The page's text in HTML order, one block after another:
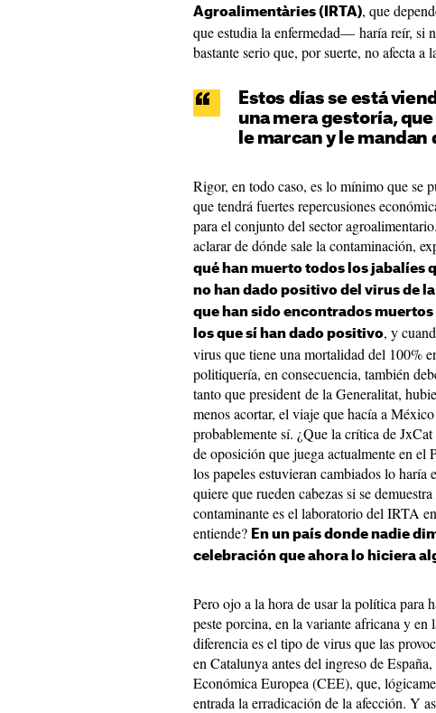
Agroalimentàries (IRTA), que
que estudia la enfermedad— haría reír, si
bastante serio que, por suerte, no afecta a
Estos días se está
una mera gestoría,
le marcan y le mandan
Rigor, en todo caso, es lo mínimo que se
que tendrá fuertes repercusiones
para el conjunto del sector
aclarar de dónde sale la contaminación,
qué han muerto todos los jabalíes
no han dado positivo del virus de
que han sido encontrados
los que sí han dado positivo, y
virus que tiene una mortalidad del 100%
politiquería, en consecuencia, también
tanto que president de la Generalitat,
menos acortar, el viaje que hacía a
probablemente sí. ¿Que la crítica de
de oposición que juega actualmente en el
los papeles estuvieran cambiados lo haría
quiere que rueden cabezas si se
contaminante es el laboratorio del IRTA
entiende? En un país donde nadie
celebración que ahora lo hiciera
Pero ojo a la hora de usar la política para
peste porcina, en la variante africana y
diferencia es el tipo de virus que las
en Catalunya antes del ingreso de
Económica Europea (CEE), que,
entrada la erradicación de la afección. Y